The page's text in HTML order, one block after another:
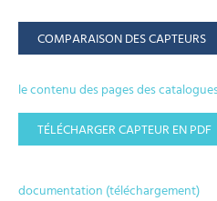
COMPARAISON DES CAPTEURS
le contenu des pages des
TÉLÉCHARGER CAPTEUR EN PDF
documentation (téléchargement)